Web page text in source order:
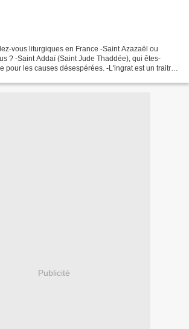
vous liturgiques en France -Saint Azazaël ou
? -Saint Addaï (Saint Jude Thaddée), qui êtes-
pour les causes désespérées. -L'ingrat est un traitre
Publicité